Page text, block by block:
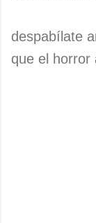
despabílate
que el horror